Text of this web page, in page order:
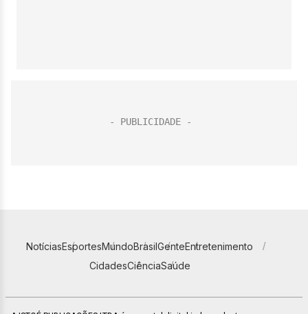
NotíciasEsportesMundoBrasilGenteEntretenimento
CidadesCiênciaSaúde